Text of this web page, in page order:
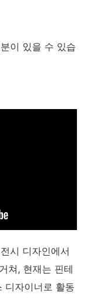
이 있을 수 있습
시 디자인에서
쳐, 현재는 핀테
디자이너로 활동